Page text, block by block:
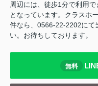
周辺には、徒歩1分で利用
となっています。クラスホ
件なら、0566-22-2202にて
い。お待ちしております。
無料